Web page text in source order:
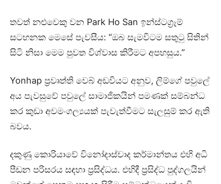
තවත් නළුවෙකු වන Park Ho San ඉන්ස්ටග්‍රෑම්
සටහනක මෙසේ පැවසීය: “ඔබ සැමවිටම සතුටු සිතින්
සිටි නිසා මෙම පුවත විශ්වාස කිරීමට අපහසුය.”
Yonhap ප්‍රවෘත්ති වෙබ් අඩවියට අනුව, ලිම්ගේ පවුලේ
අය පැවසුවේ පවුලේ සාමාජිකයින් පමණක් සම්බන්ධ
කර කුඩා අවමංගල්‍යයක් පැවැත්වීමට සැලසුම් කර ඇති
බවය‍.
දකුණු කොරියාවේ විනෝදාස්වාද කර්මාන්තය එහි අධි
පීඩන පරිසරය සඳහා ප්‍රසිද්ධය. එහිදී ප්‍රසිද්ධ පුද්ගලයින්